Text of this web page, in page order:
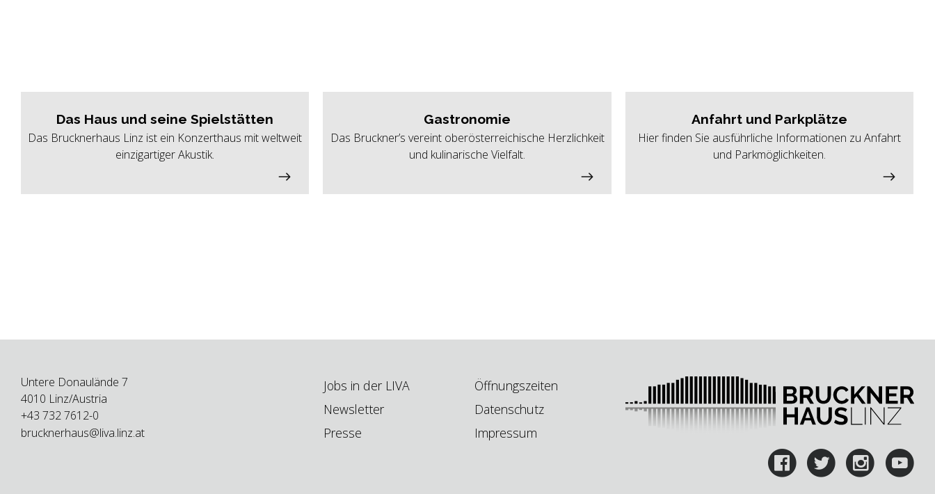
Das Haus und seine Spielstätten
Das Brucknerhaus Linz ist ein Konzerthaus mit weltweit
einzigartiger Akustik.
Gastronomie
Das Bruckner’s vereint oberösterreichische Herzlichkeit
und kulinarische Vielfalt.
Anfahrt und Parkplätze
Hier finden Sie ausführliche Informationen zu Anfahrt
und Parkmöglichkeiten.
Untere Donaulände 7
4010 Linz/Austria
+43 732 7612-0
brucknerhaus@liva.linz.at
Jobs in der LIVA
Newsletter
Presse
Öffnungszeiten
Datenschutz
Impressum